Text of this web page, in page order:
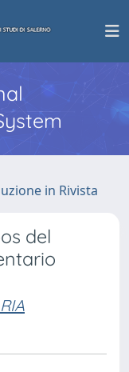
in Rivista
del